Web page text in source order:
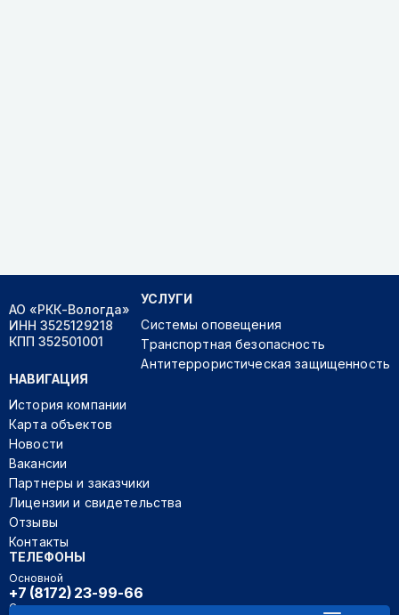
АО «РКК-Вологда»
ИНН 3525129218
КПП 352501001
УСЛУГИ
Системы оповещения
Транспортная безопасность
Антитеррористическая защищенность
НАВИГАЦИЯ
История компании
Карта объектов
Новости
Вакансии
Партнеры и заказчики
Лицензии и свидетельства
Отзывы
Контакты
ТЕЛЕФОНЫ
Основной
+7 (8172) 23-99-66
Секретарь руководителя